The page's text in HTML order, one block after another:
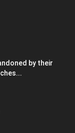
by their